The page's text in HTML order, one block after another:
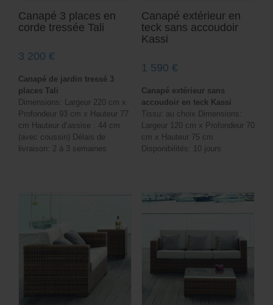
Canapé 3 places en
corde tressée Tali
3 200 €
Canapé de jardin tressé 3
places Tali
Dimensions: Largeur 220 cm x
Profondeur 93 cm x Hauteur 77
cm Hauteur d’assise : 44 cm
(avec coussin) Délais de
livraison: 2 à 3 semaines
Canapé extérieur en
teck sans accoudoir
Kassi
1 590 €
Canapé extérieur sans
accoudoir en teck Kassi
Tissu: au choix Dimensions:
Largeur 120 cm x Profondeur 70
cm x Hauteur 75 cm
Disponibilités: 10 jours